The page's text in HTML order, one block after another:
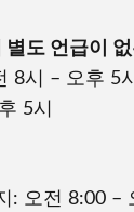
도 언급이
8시 – 오후 5시
5시
: 오전 8:00 –